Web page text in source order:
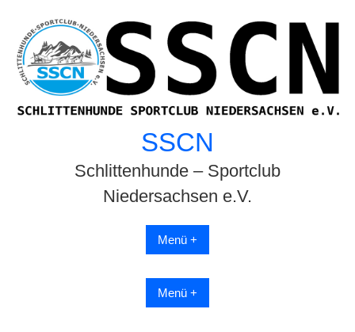
content
SSCN
Schlittenhunde – Sportclub
Niedersachsen e.V.
Menü +
Menü +